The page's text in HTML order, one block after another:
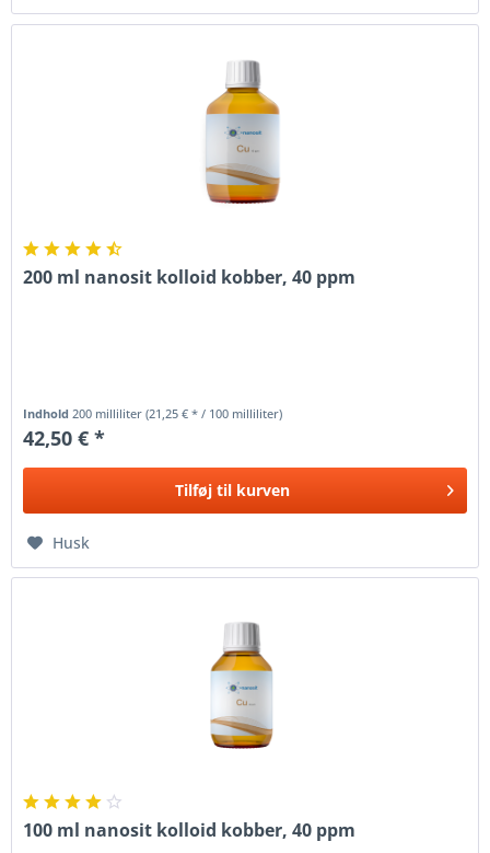
200 ml nanosit kolloid kobber, 40 ppm
Indhold 200 milliliter(21,25 € * / 100 milliliter)
42,50 € *
Tilføj til kurven
Husk
100 ml nanosit kolloid kobber, 40 ppm